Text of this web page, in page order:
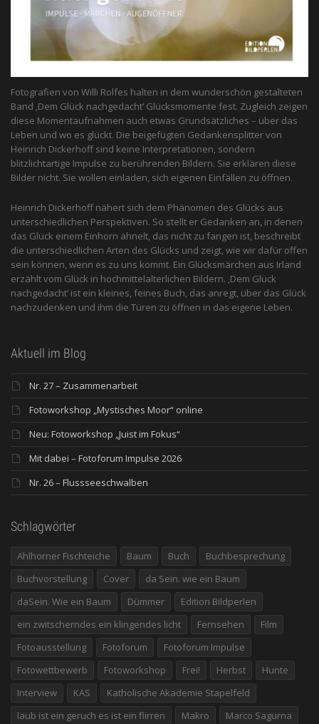
Fotografien von Willi Rolfes halten in dem wunderschön gestalteten
Band ‚Dem Glück nachgedacht‘ Glücksmomente fest. Zugleich zeigen
diese Momentaufnahmen auch etwas Grundsätzliches – über das
Leben und wo es glückt. Die beigefügten Gedankensplitter von
Heinrich Dickerhoff sind keine Interpretationen, sondern
blitzlichtartige Impulse zu berührenden Bildern. Sie erklären diese
Bilder nicht. Sie wollen einladen, sich eigenen Einfällen zu öffnen.
Heinrich Dickerhoff nähert sich dem Phänomen des Glücks aus
unterschiedlichen Perspektiven. So stellt er Gedanken an, in denen
das Glück einem Einhorn ähnelt, das nicht zu fangen ist, beschreibt
die unterschiedlichen Arten des Glücks und zeigt, wie wir dafür offen
sein können, wenn es zu uns kommt. Ein Glücksmärchen aus Irland
erzählt vom Glück in hochmittelalterlichen Bildern. ‚Dem Glück
nachgedacht‘ ist ein kleines, feines Buch, das anregt, über das Glück
nachzudenken und ihm die Türen zu öffnen in das eigene Leben.
Aktuell im Blog
Nr. 27 – Zusammenarbeit
Fotoworkshop „Mystisches Moor“ online
Neu: Fotoworkshop „Juist im Fokus“
Mit dabei – Fotoforum Impulse 2026
Nr. 26 – Flussseeschwalben
Schlagwörter
Ahlhorner Fischteiche Baum Buch
Buchbesprechung
Buchvorstellung
Cover
da Sein. wie ein Baum
daSein. Wie ein Baum
Dümmer
Edition Bildperlen
ein zwitscherndes ein klingendes licht
Fernsehen
Film
Fotoausstellung
Fotoforum
Fotoforum Impulse
Fotowettbewerb
Fotoworkshop Frei! Herbst
Hunte
Interview
KAS
Katholische Akademie Stapelfeld
laub ist ein geruch es ist ein flirren
Makro Marco Sagurna